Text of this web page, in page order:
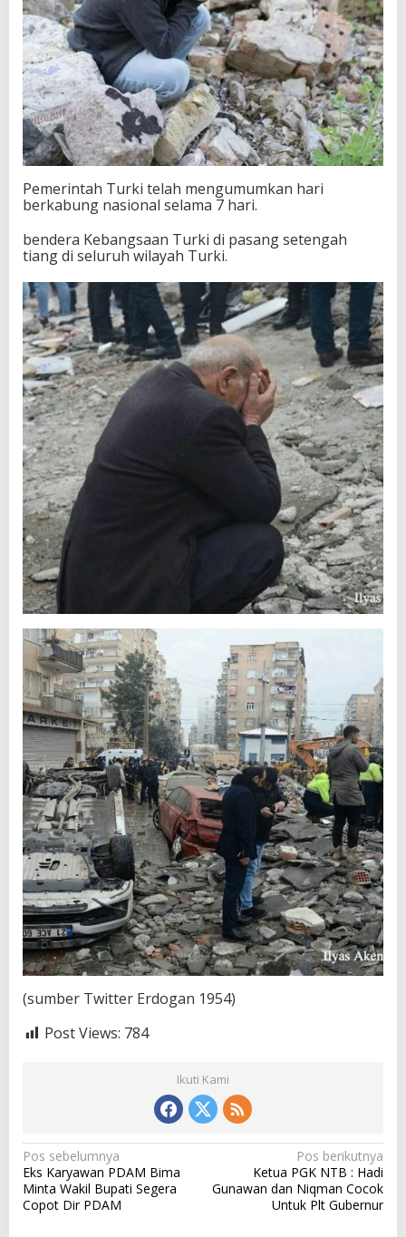
Pemerintah Turki telah mengumumkan hari
berkabung nasional selama 7 hari.
bendera Kebangsaan Turki di pasang setengah
tiang di seluruh wilayah Turki.
(sumber Twitter Erdogan 1954)
Post Views: 784
Ikuti Kami
N
a
v
Pos sebelumnya
Eks Karyawan PDAM Bima
Minta Wakil Bupati Segera
Copot Dir PDAM
Pos berikutnya
Ketua PGK NTB : Hadi
Gunawan dan Niqman Cocok
Untuk Plt Gubernur